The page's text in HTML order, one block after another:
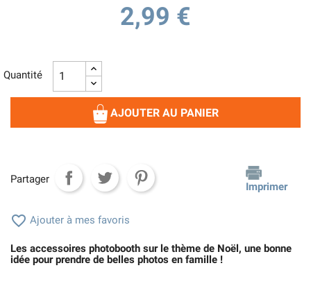
2,99 €
Quantité
AJOUTER AU PANIER
Partager
Imprimer
 Ajouter à mes favoris
Les accessoires photobooth sur le thème de Noël, une bonne
idée pour prendre de belles photos en famille !